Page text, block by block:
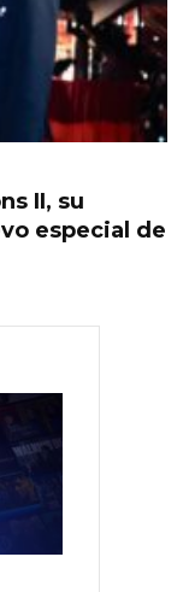
II, su
especial de